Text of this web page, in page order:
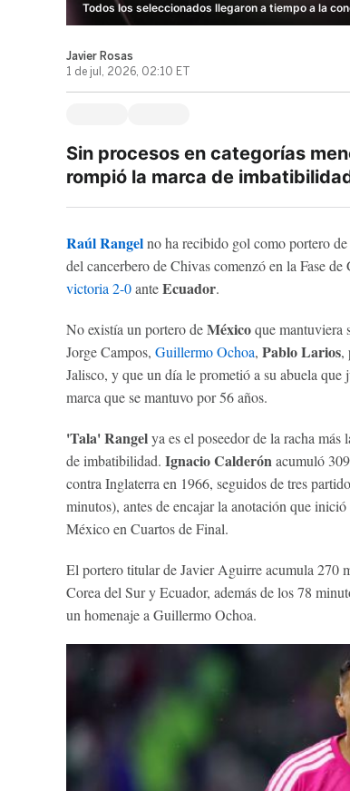
Todos los seleccionados llegaron a tiempo a la
Javier Rosas
1 de jul, 2026, 02:10 ET
Sin procesos en categorías
rompió la marca de
Raúl Rangel no ha recibido gol como portero de
del cancerbero de Chivas comenzó en la Fase
victoria 2-0anteEcuador.
No existía un portero deMéxicoque mantuviera
Jorge Campos, Guillermo Ochoa, Pablo Larios,
Jalisco, y que un día le prometió a su abuela que
marca que se mantuvo por 56 años.
'Tala' Rangelya es el poseedor de la racha más
de imbatibilidad. Ignacio Calderón acumuló
contra Inglaterra en 1966, seguidos de tres
minutos), antes de encajar la anotación que
México en Cuartos de Final.
El portero titular de Javier Aguirre acumula 270
Corea del Sur y Ecuador, además de los 78
un homenaje a Guillermo Ochoa.